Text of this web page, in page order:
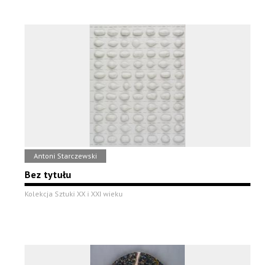
Antoni Starczewski
Bez tytułu
Kolekcja Sztuki XX i XXI wieku